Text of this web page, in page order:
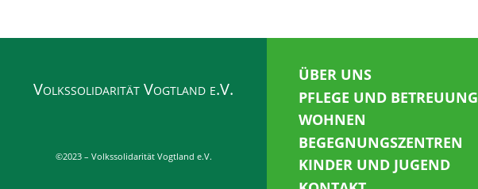
Volkssolidarität Vogtland e.V.
©2023 – Volkssolidarität Vogtland e.V.
ÜBER UNS
PFLEGE UND BETREUUNG
WOHNEN
BEGEGNUNGSZENTREN
KINDER UND JUGEND